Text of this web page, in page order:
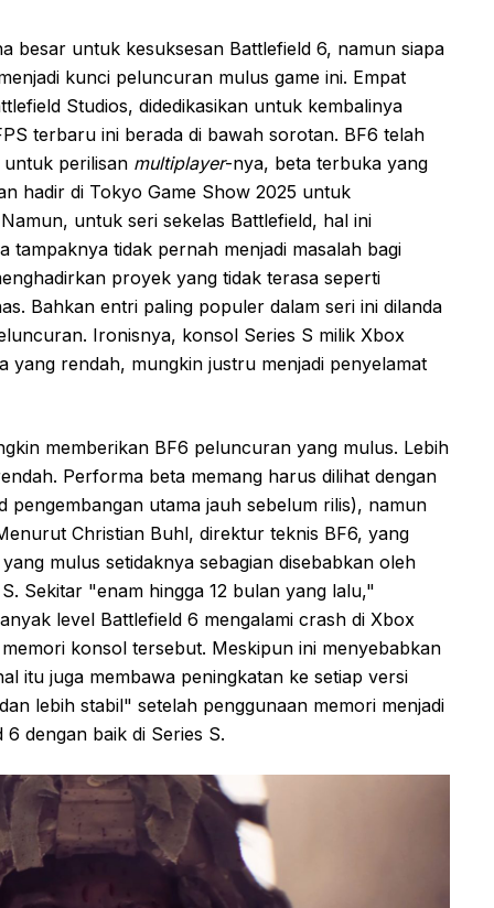
besar untuk kesuksesan Battlefield 6, namun siapa
kunci peluncuran mulus game ini. Empat
Studios, didedikasikan untuk kembalinya
terbaru ini berada di bawah sorotan. BF6 telah
perilisan multiplayer-nya, beta terbuka yang
hadir di Tokyo Game Show 2025 untuk
untuk seri sekelas Battlefield, hal ini
tampaknya tidak pernah menjadi masalah bagi
proyek yang tidak terasa seperti
Bahkan entri paling populer dalam seri ini dilanda
Ironisnya, konsol Series S milik Xbox
rendah, mungkin justru menjadi penyelamat
memberikan BF6 peluncuran yang mulus. Lebih
Performa beta memang harus dilihat dengan
pengembangan utama jauh sebelum rilis), namun
Christian Buhl, direktur teknis BF6, yang
mulus setidaknya sebagian disebabkan oleh
Sekitar "enam hingga 12 bulan yang lalu,"
level Battlefield 6 mengalami crash di Xbox
konsol tersebut. Meskipun ini menyebabkan
itu juga membawa peningkatan ke setiap versi
lebih stabil" setelah penggunaan memori menjadi
dengan baik di Series S.